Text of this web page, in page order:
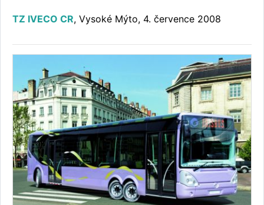
TZ IVECO CR, Vysoké Mýto, 4. července 2008